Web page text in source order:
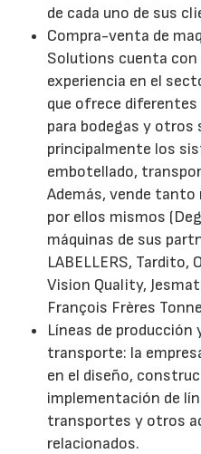
de cada uno de sus
Compra-venta de
Solutions cuenta con
experiencia en el
que ofrece
para bodegas y
principalmente los
embotellado,
Además, vende tanto
por ellos mismos
máquinas de sus
LABELLERS, Tardito,
Vision Quality,
François Frères
Líneas de producción
transporte: la
en el diseño,
implementación de
transportes y otros
relacionados.